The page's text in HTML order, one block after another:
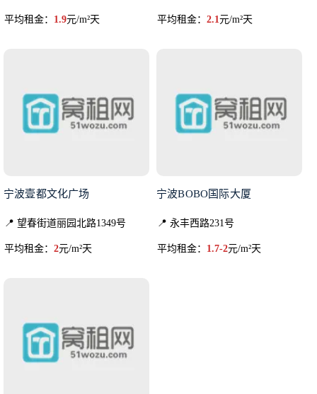
平均租金： 1.9元/m²天 平均租金：2.1元/m²天
宁波壹都文化广场
📍 望春街道丽园北路1349号
平均租金： 2元/m²天
宁波BOBO国际大厦
📍 永丰西路231号
平均租金： 1.7-2元/m²天